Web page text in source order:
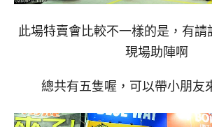
此場特賣會比較不一樣的是，有請
現場助陣啊
總共有五隻喔，可以帶小朋友